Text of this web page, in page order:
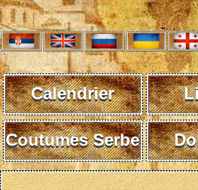
Calendrier
Coutumes Serbe